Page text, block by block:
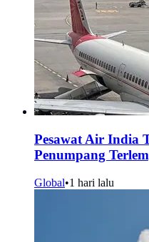
Pesawat Air India
Penumpang
Global•1 hari lalu